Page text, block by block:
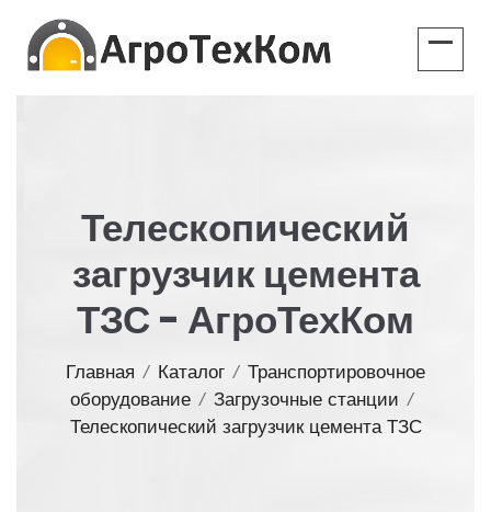
Телескопический
загрузчик цемента
ТЗС - АгроТехКом
Главная / Каталог / Транспортировочное
оборудование / Загрузочные станции /
Телескопический загрузчик цемента ТЗС